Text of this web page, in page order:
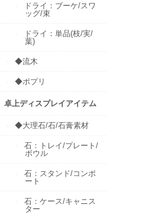
ドライ：ブーケ/スワ
ッグ/束
ドライ：単品(枝/実/
葉)
◆流木
◆ポプリ
卓上ディスプレイアイテム
◆大理石/石/石膏素材
石：トレイ/プレート/
ボウル
石：スタンド/コンポ
ート
石：ケース/キャニス
ター